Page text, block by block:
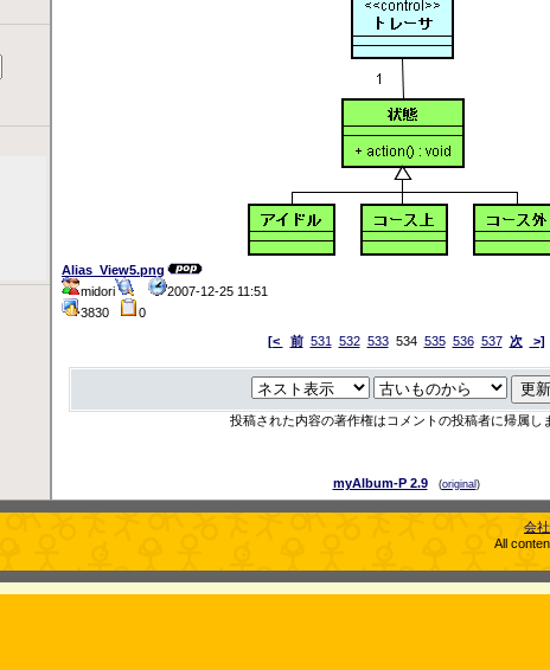
Alias_View5.png
midori
2007-12-25 11:51
3830
0
[<
前 531 532 533534 535 536 537 次 >]
投稿された内容の著作権はコメントの投稿者に帰属し
myAlbum-P 2.9 (original )
会
All